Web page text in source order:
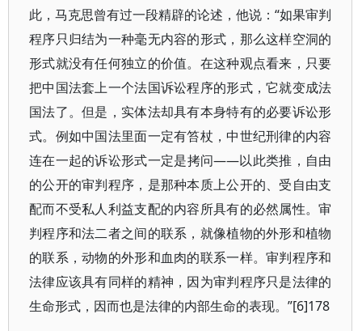
此，马克思曾有过一段精辟的论述，他说：“如果审判
程序只归结为一种毫无内容的形式，那么这样空洞的
形式就没有任何独立的价值。在这种观点看来，只要
把中国法套上一个法国诉讼程序的形式，它就变成法
国法了。但是，实体法却具有本身特有的必要诉讼形
式。例如中国法里面一定有笞杖，中世纪刑律的内容
连在一起的诉讼形式一定是拷问——以此类推，自由
的公开的审判程序，是那种本质上公开的、受自由支
配而不受私人利益支配的内容所具有的必然属性。审
判程序和法二者之间的联系，就像植物的外形和植物
的联系，动物的外形和血肉的联系一样。审判程序和
法律应该具有同样的精神，因为审判程序只是法律的
生命形式，因而也是法律的内部生命的表现。”[6]178